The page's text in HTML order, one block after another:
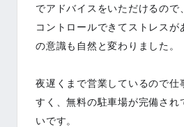
でアドバイスをいただけるので
コントロールできてストレスが
の意識も自然と変わりました。
夜遅くまで営業しているので仕
すく、無料の駐車場が完備され
いです。